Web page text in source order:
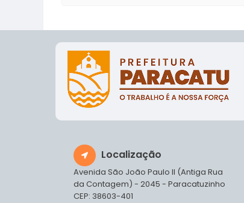
Localização
Avenida São João Paulo II (Antiga Rua
da Contagem) - 2045 - Paracatuzinho
CEP: 38603-401